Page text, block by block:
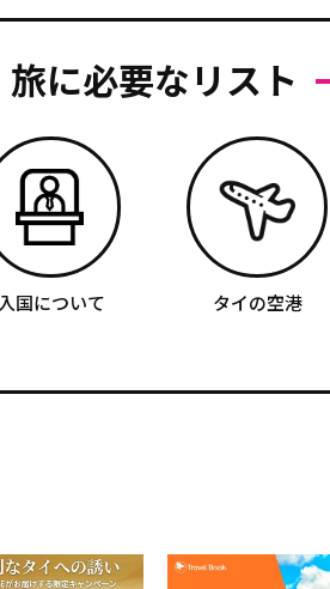
旅に必要なリスト
入国について タイの空港